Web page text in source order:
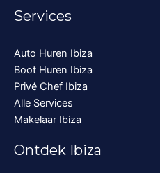
Services
Auto Huren Ibiza
Boot Huren Ibiza
Privé Chef Ibiza
Alle Services
Makelaar Ibiza
Ontdek Ibiza